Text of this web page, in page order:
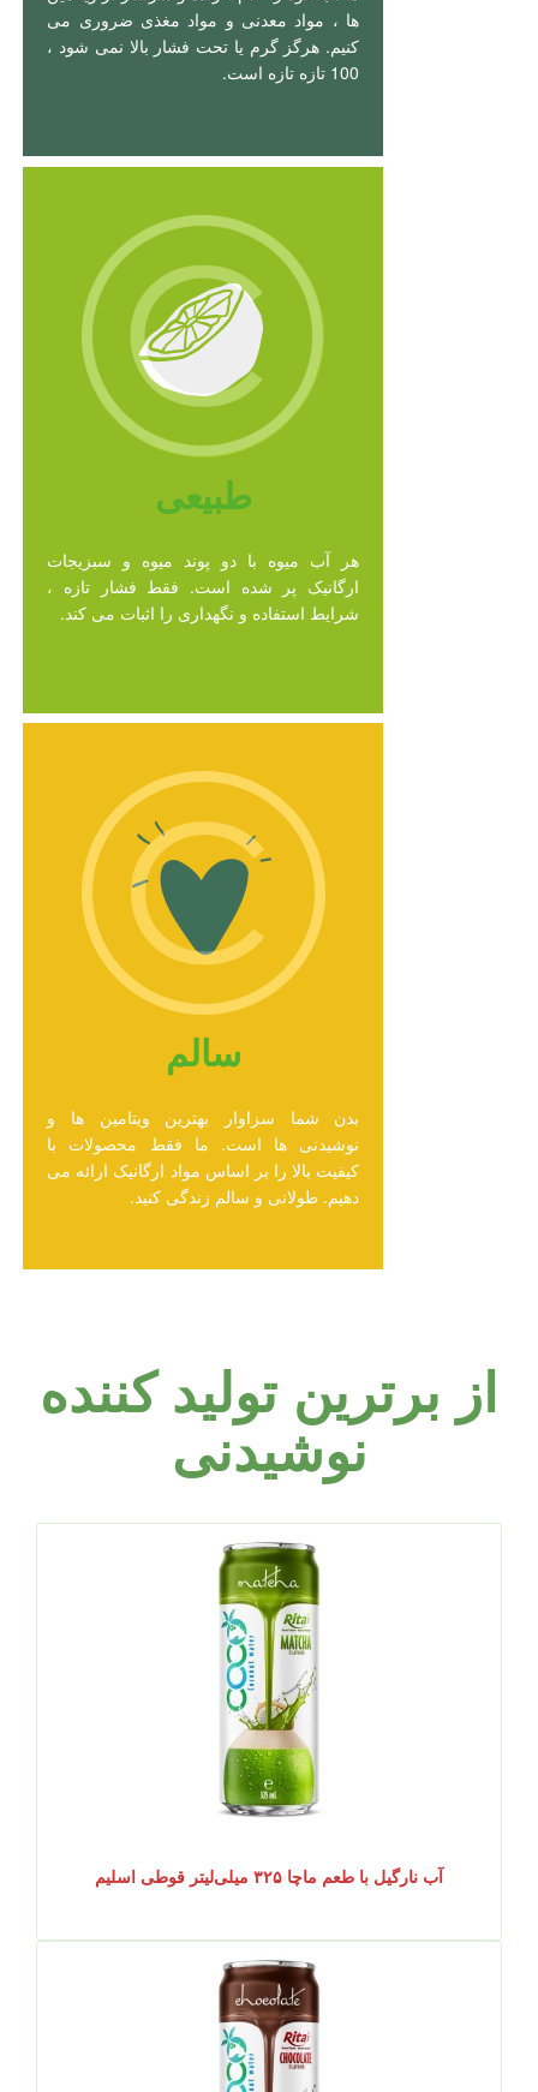
ها ، مواد معدنی و مواد مغذی ضروری می
کنیم. هرگز گرم یا تحت فشار بالا نمی شود ،
100 تازه تازه است.
طبیعی
هر آب میوه با دو پوند میوه و سبزیجات
ارگانیک پر شده است. فقط فشار تازه ،
شرایط استفاده و نگهداری را اثبات می کند.
سالم
بدن شما سزاوار بهترین ویتامین ها و
نوشیدنی ها است. ما فقط محصولات با
کیفیت بالا را بر اساس مواد ارگانیک ارائه می
دهیم. طولانی و سالم زندگی کنید.
از برترین تولید کننده
نوشیدنی
آب نارگیل با طعم ماچا ۳۲۵ میلی‌لیتر قوطی اسلیم